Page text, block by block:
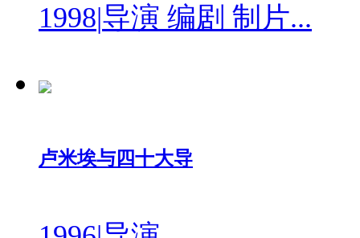
1998|导演 编剧 制片...
卢米埃与四十大导